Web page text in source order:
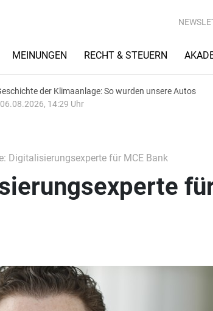
MEINUNGEN RECHT & STEUERN
der Klimaanlage: So wurden unsere Autos
06.08.2026, 14:29 Uhr
Digitalisierungsexperte für MCE Bank